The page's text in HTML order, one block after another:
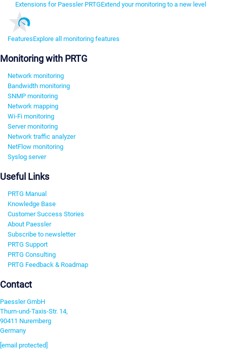
Extensions for Paessler PRTGExtend your monitoring to a new level
FeaturesExplore all monitoring features
Monitoring with PRTG
Network monitoring
Bandwidth monitoring
SNMP monitoring
Network mapping
Wi-Fi monitoring
Server monitoring
Network traffic analyzer
NetFlow monitoring
Syslog server
Useful Links
PRTG Manual
Knowledge Base
Customer Success Stories
About Paessler
Subscribe to newsletter
PRTG Support
PRTG Consulting
PRTG Feedback & Roadmap
Contact
Paessler GmbH
Thurn-und-Taxis-Str. 14,
90411 Nuremberg
Germany
[email protected]